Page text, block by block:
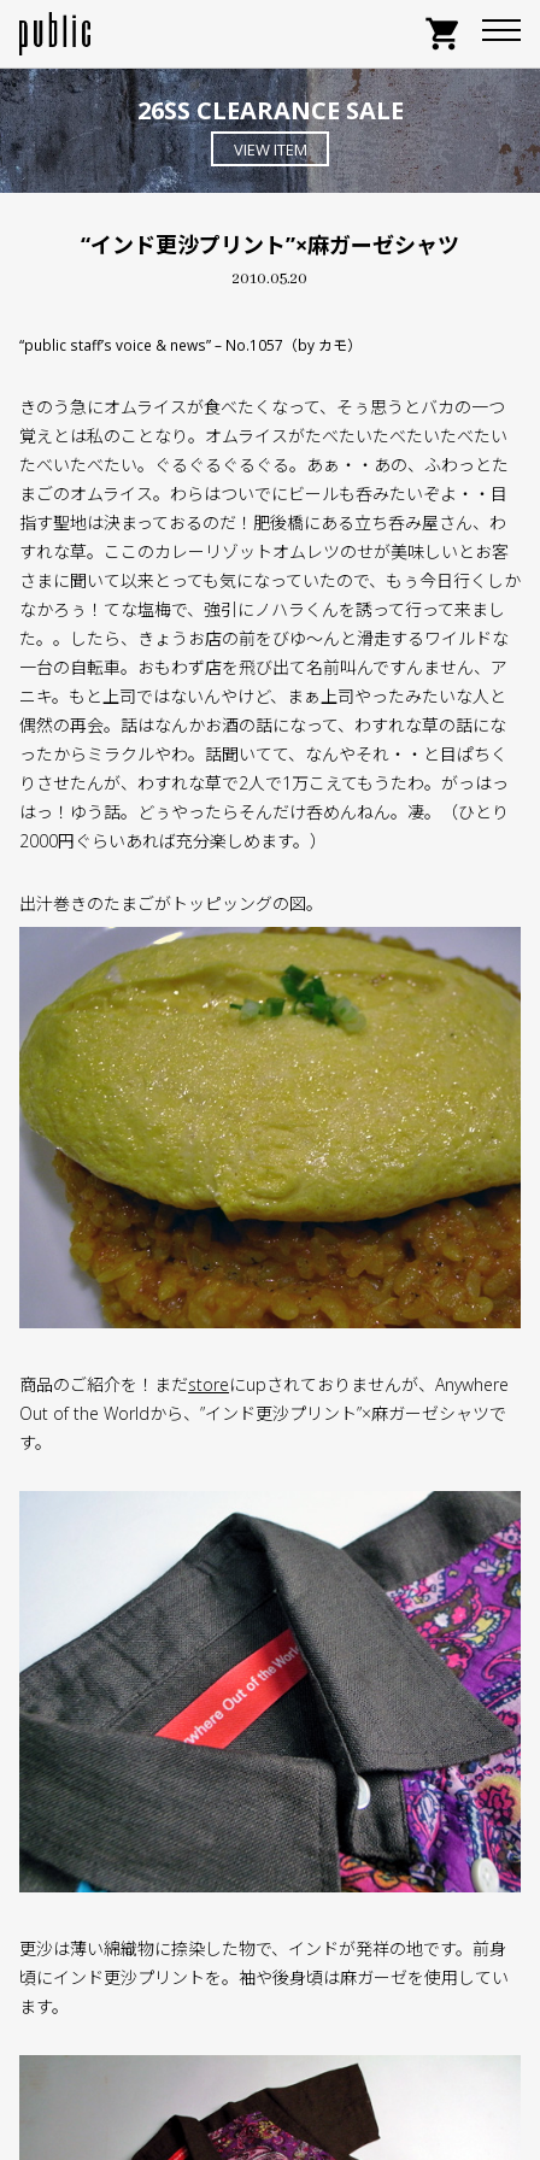
shopping_cart
26SS CLEARANCE SALE
VIEW ITEM
“インド更沙プリント”×麻ガーゼシャツ
2010.05.20
“public staff’s voice & news” – No.1057（by カモ）
きのう急にオムライスが食べたくなって、そぅ思うとバカの一つ
覚えとは私のことなり。オムライスがたべたいたべたいたべたい
たべいたべたい。ぐるぐるぐるぐる。あぁ・・あの、ふわっとた
まごのオムライス。わらはついでにビールも呑みたいぞよ・・目
指す聖地は決まっておるのだ！肥後橋にある立ち呑み屋さん、わ
すれな草。ここのカレーリゾットオムレツのせが美味しいとお客
さまに聞いて以来とっても気になっていたので、もぅ今日行くしか
なかろぅ！てな塩梅で、強引にノハラくんを誘って行って来まし
た。。したら、きょうお店の前をびゆ〜んと滑走するワイルドな
一台の自転車。おもわず店を飛び出て名前叫んですんません、ア
ニキ。もと上司ではないんやけど、まぁ上司やったみたいな人と
偶然の再会。話はなんかお酒の話になって、わすれな草の話にな
ったからミラクルやわ。話聞いてて、なんやそれ・・と目ぱちく
りさせたんが、わすれな草で2人で1万こえてもうたわ。がっはっ
はっ！ゆう話。どぅやったらそんだけ呑めんねん。凄。（ひとり
2000円ぐらいあれば充分楽しめます。）
出汁巻きのたまごがトッピッングの図。
商品のご紹介を！まだstoreにupされておりませんが、Anywhere
Out of the Worldから、”インド更沙プリント”×麻ガーゼシャツで
す。
更沙は薄い綿織物に捺染した物で、インドが発祥の地です。前身
頃にインド更沙プリントを。袖や後身頃は麻ガーゼを使用してい
ます。